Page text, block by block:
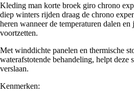
Kleding man korte broek giro chrono
diep winters rijden draag de chrono
heren wanneer de temperaturen dalen
voortzetten.
Met winddichte panelen en thermische
waterafstotende behandeling, helpt deze
verslaan.
Kenmerken: